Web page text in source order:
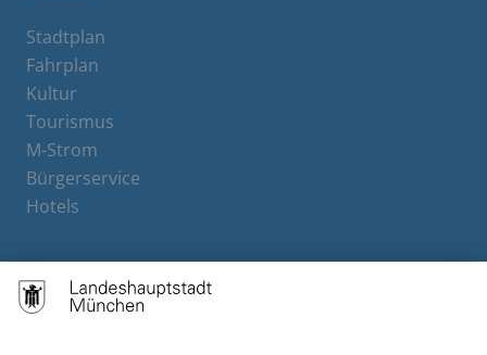
Stadtplan
Fahrplan
Kultur
Tourismus
M-Strom
Bürgerservice
Hotels
Contact